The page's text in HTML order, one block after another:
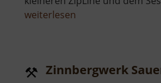
weiterlesen
Zinnbergwerk